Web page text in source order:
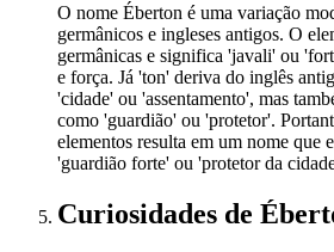
O nome Éberton é uma variação
germânicos e ingleses antigos. O
germânicas e significa 'javali' ou
e força. Já 'ton' deriva do inglês
'cidade' ou 'assentamento', mas
como 'guardião' ou 'protetor'.
elementos resulta em um nome que
'guardião forte' ou 'protetor da
Curiosidades de